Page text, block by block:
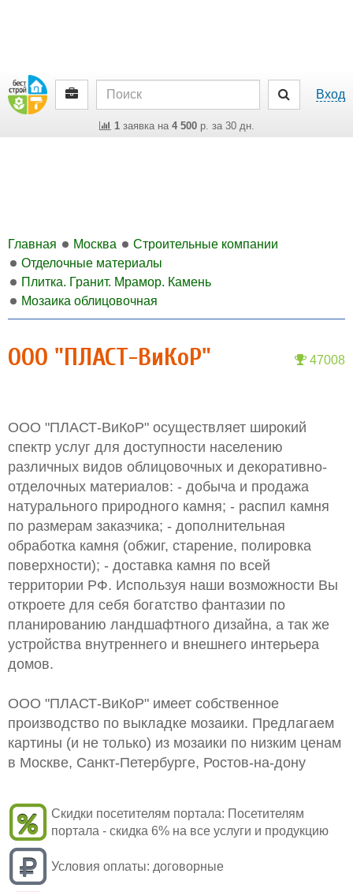
Вход
1заявка на 4 500р. за 30 дн.
Главная Москва
Строительные компании
Отделочные материалы
Плитка. Гранит. Мрамор. Камень
Мозаика облицовочная
47008
ООО "ПЛАСТ-ВиКоР"
ООО "ПЛАСТ-ВиКоР" осуществляет широкий
спектр услуг для доступности населению
различных видов облицовочных и декоративно-
отделочных материалов: - добыча и продажа
натурального природного камня; - распил камня
по размерам заказчика; - дополнительная
обработка камня (обжиг, старение, полировка
поверхности); - доставка камня по всей
территории РФ. Используя наши возможности Вы
откроете для себя богатство фантазии по
планированию ландшафтного дизайна, а так же
устройства внутреннего и внешнего интерьера
домов.
ООО "ПЛАСТ-ВиКоР" имеет собственное
производство по выкладке мозаики. Предлагаем
картины (и не только) из мозаики по низким ценам
в Москве, Санкт-Петербурге, Ростов-на-дону
Скидки посетителям портала: Посетителям
портала - скидка 6% на все услуги и продукцию
Условия оплаты: договорные